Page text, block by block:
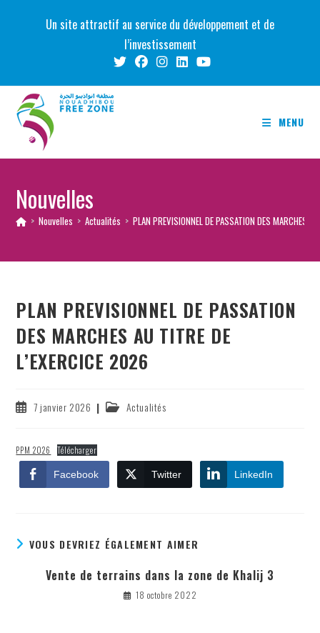
Un site attractif au service du développement et de
l’investissement
MENU
Nouvelles
> Nouvelles > Actualités > PLAN PREVISIONNEL DE PASSATION DES MARCHES
PLAN PREVISIONNEL DE PASSATION
DES MARCHES AU TITRE DE
L’EXERCICE 2026
Publication
7 janvier 2026
Post Actualités
PPM 2026 Télécharger
Facebook Twitter LinkedIn
VOUS DEVRIEZ ÉGALEMENT AIMER
Vente de terrains dans la zone de Khalij 3
18 octobre 2022